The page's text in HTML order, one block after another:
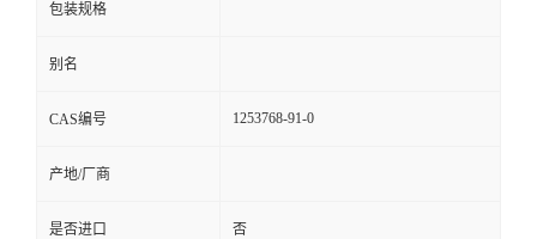
包装规格
别名
CAS编号 1253768-91-0
产地/厂商
是否进口 否